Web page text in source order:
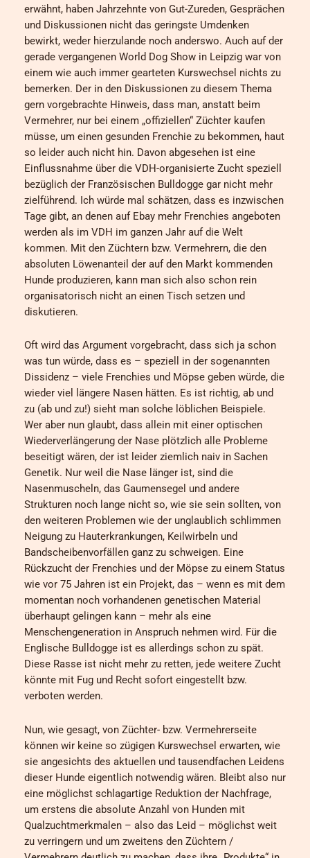
erwähnt, haben Jahrzehnte von Gut-Zureden, Gesprächen
und Diskussionen nicht das geringste Umdenken
bewirkt, weder hierzulande noch anderswo. Auch auf der
gerade vergangenen World Dog Show in Leipzig war von
einem wie auch immer gearteten Kurswechsel nichts zu
bemerken. Der in den Diskussionen zu diesem Thema
gern vorgebrachte Hinweis, dass man, anstatt beim
Vermehrer, nur bei einem „offiziellen“ Züchter kaufen
müsse, um einen gesunden Frenchie zu bekommen, haut
so leider auch nicht hin. Davon abgesehen ist eine
Einflussnahme über die VDH-organisierte Zucht speziell
bezüglich der Französischen Bulldogge gar nicht mehr
zielführend. Ich würde mal schätzen, dass es inzwischen
Tage gibt, an denen auf Ebay mehr Frenchies angeboten
werden als im VDH im ganzen Jahr auf die Welt
kommen. Mit den Züchtern bzw. Vermehrern, die den
absoluten Löwenanteil der auf den Markt kommenden
Hunde produzieren, kann man sich also schon rein
organisatorisch nicht an einen Tisch setzen und
diskutieren.
Oft wird das Argument vorgebracht, dass sich ja schon
was tun würde, dass es – speziell in der sogenannten
Dissidenz – viele Frenchies und Möpse geben würde, die
wieder viel längere Nasen hätten. Es ist richtig, ab und
zu (ab und zu!) sieht man solche löblichen Beispiele.
Wer aber nun glaubt, dass allein mit einer optischen
Wiederverlängerung der Nase plötzlich alle Probleme
beseitigt wären, der ist leider ziemlich naiv in Sachen
Genetik. Nur weil die Nase länger ist, sind die
Nasenmuscheln, das Gaumensegel und andere
Strukturen noch lange nicht so, wie sie sein sollten, von
den weiteren Problemen wie der unglaublich schlimmen
Neigung zu Hauterkrankungen, Keilwirbeln und
Bandscheibenvorfällen ganz zu schweigen. Eine
Rückzucht der Frenchies und der Möpse zu einem Status
wie vor 75 Jahren ist ein Projekt, das – wenn es mit dem
momentan noch vorhandenen genetischen Material
überhaupt gelingen kann – mehr als eine
Menschengeneration in Anspruch nehmen wird. Für die
Englische Bulldogge ist es allerdings schon zu spät.
Diese Rasse ist nicht mehr zu retten, jede weitere Zucht
könnte mit Fug und Recht sofort eingestellt bzw.
verboten werden.
Nun, wie gesagt, von Züchter- bzw. Vermehrerseite
können wir keine so zügigen Kurswechsel erwarten, wie
sie angesichts des aktuellen und tausendfachen Leidens
dieser Hunde eigentlich notwendig wären. Bleibt also nur
eine möglichst schlagartige Reduktion der Nachfrage,
um erstens die absolute Anzahl von Hunden mit
Qualzuchtmerkmalen – also das Leid – möglichst weit
zu verringern und um zweitens den Züchtern /